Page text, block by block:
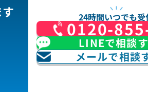
24時間いつでも受
0120-
LINEで相談
メールで相談